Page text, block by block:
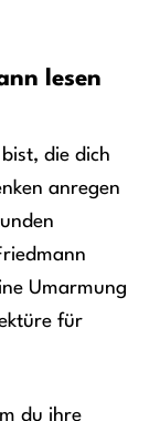
lesen
die dich
anregen
Umarmung
für
du ihre